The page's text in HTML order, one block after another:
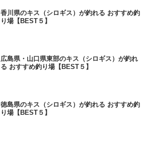
香川県のキス（シロギス）が釣れる おすすめ釣
り場【BEST５】
広島県・山口県東部のキス（シロギス）が釣れ
る おすすめ釣り場【BEST５】
徳島県のキス（シロギス）が釣れる おすすめ釣
り場【BEST５】